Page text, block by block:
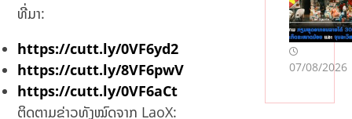
ທີ່ມາ:
https://cutt.ly/0VF6yd2
https://cutt.ly/8VF6pwV
https://cutt.ly/0VF6aCt
ຕິດຕາມຂ່າວທັງໝົດຈາກ LaoX:
rı
lər
də
n
Mə
slə
lər
07/08/2026